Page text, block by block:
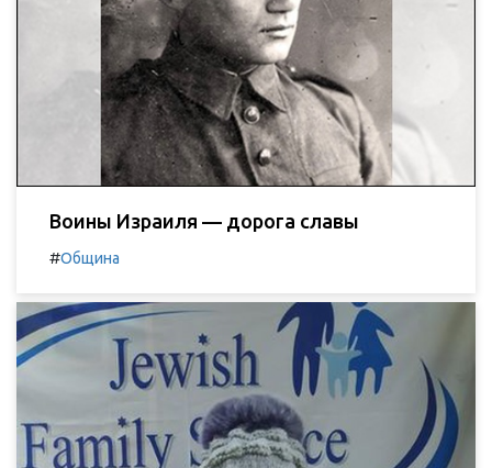
Воины Израиля — дорога славы
#Община